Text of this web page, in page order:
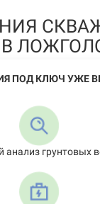
ПОД КЛЮЧ УЖЕ
анализ грунтовых